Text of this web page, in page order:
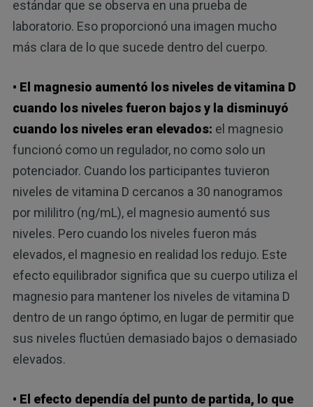
estándar que se observa en una prueba de
laboratorio. Eso proporcionó una imagen mucho
más clara de lo que sucede dentro del cuerpo.
• El magnesio aumentó los niveles de vitamina D
cuando los niveles fueron bajos y la disminuyó
cuando los niveles eran elevados: el magnesio
funcionó como un regulador, no como solo un
potenciador. Cuando los participantes tuvieron
niveles de vitamina D cercanos a 30 nanogramos
por mililitro (ng/mL), el magnesio aumentó sus
niveles. Pero cuando los niveles fueron más
elevados, el magnesio en realidad los redujo. Este
efecto equilibrador significa que su cuerpo utiliza el
magnesio para mantener los niveles de vitamina D
dentro de un rango óptimo, en lugar de permitir que
sus niveles fluctúen demasiado bajos o demasiado
elevados.
• El efecto dependía del punto de partida, lo que